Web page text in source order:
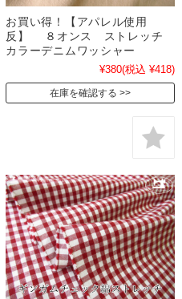
お買い得！【アパレル使用
反】 ８オンス ストレッチ
カラーデニムワッシャー
¥380(税込 ¥418)
在庫を確認する